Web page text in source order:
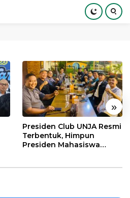
»
Presiden Club UNJA Resmi
Terbentuk, Himpun
Presiden Mahasiswa